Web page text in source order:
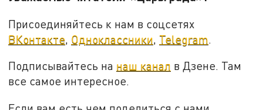
Присоединяйтесь к нам в соцсетях
ВКонтакте Одноклассники Telegram
Подписывайтесь на наш канал в Дзене. Там
все самое интересное.